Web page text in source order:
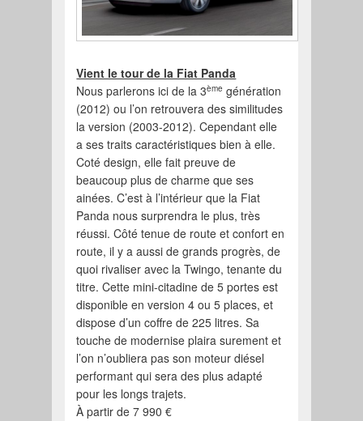
Vient le tour de la Fiat Panda
Nous parlerons ici de la 3ème génération
(2012) ou l’on retrouvera des similitudes
la version (2003-2012). Cependant elle
a ses traits caractéristiques bien à elle.
Coté design, elle fait preuve de
beaucoup plus de charme que ses
ainées. C’est à l’intérieur que la Fiat
Panda nous surprendra le plus, très
réussi. Côté tenue de route et confort en
route, il y a aussi de grands progrès, de
quoi rivaliser avec la Twingo, tenante du
titre. Cette mini-citadine de 5 portes est
disponible en version 4 ou 5 places, et
dispose d’un coffre de 225 litres. Sa
touche de modernise plaira surement et
l’on n’oubliera pas son moteur diésel
performant qui sera des plus adapté
pour les longs trajets.
À partir de 7 990 €